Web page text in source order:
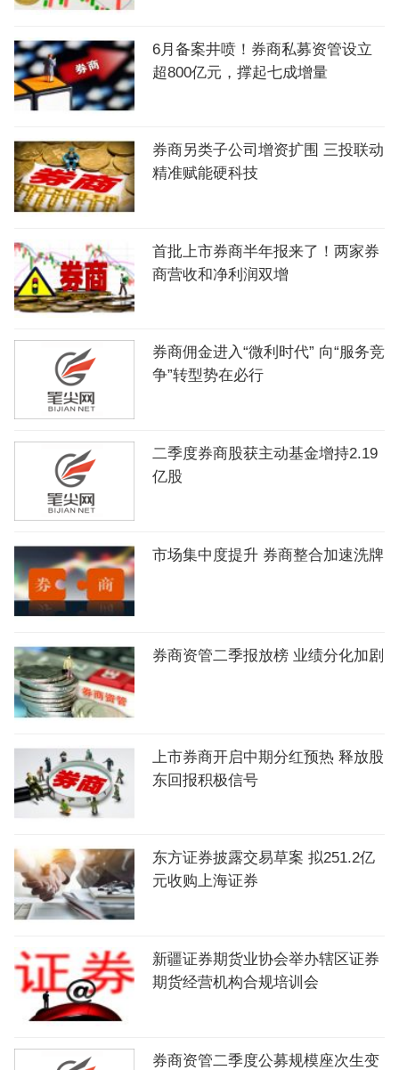
6月备案井喷！券商私募资管设立
超800亿元，撑起七成增量
券商另类子公司增资扩围 三投联动
精准赋能硬科技
首批上市券商半年报来了！两家券
商营收和净利润双增
券商佣金进入“微利时代” 向“服务竞
争”转型势在必行
二季度券商股获主动基金增持2.19
亿股
市场集中度提升 券商整合加速洗牌
券商资管二季报放榜 业绩分化加剧
上市券商开启中期分红预热 释放股
东回报积极信号
东方证券披露交易草案 拟251.2亿
元收购上海证券
新疆证券期货业协会举办辖区证券
期货经营机构合规培训会
券商资管二季度公募规模座次生变